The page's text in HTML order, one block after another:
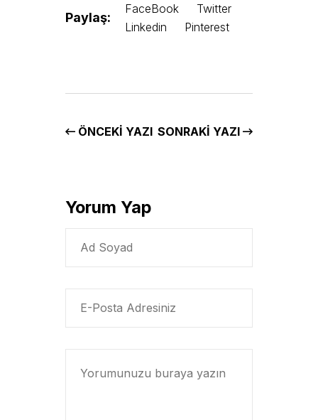
Paylaş:
FaceBook
Twitter
Linkedin
Pinterest
ÖNCEKI YAZI SONRAKI YAZI
Yorum Yap